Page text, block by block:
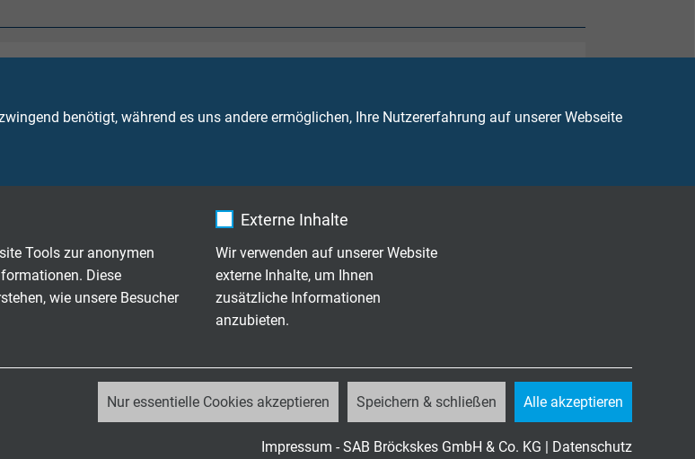
benötigt, während es uns andere ermöglichen, Ihre Nutzererfahrung auf unserer Webseite
Tools zur anonymen
Diese
wie unsere Besucher
Externe Inhalte
Wir verwenden auf unserer Website
externe Inhalte, um Ihnen
zusätzliche Informationen
anzubieten.
Nur essentielle Cookies akzeptieren Speichern & schließen Alle akzeptieren
Impressum - SAB Bröckskes GmbH & Co. KG | Datenschutz